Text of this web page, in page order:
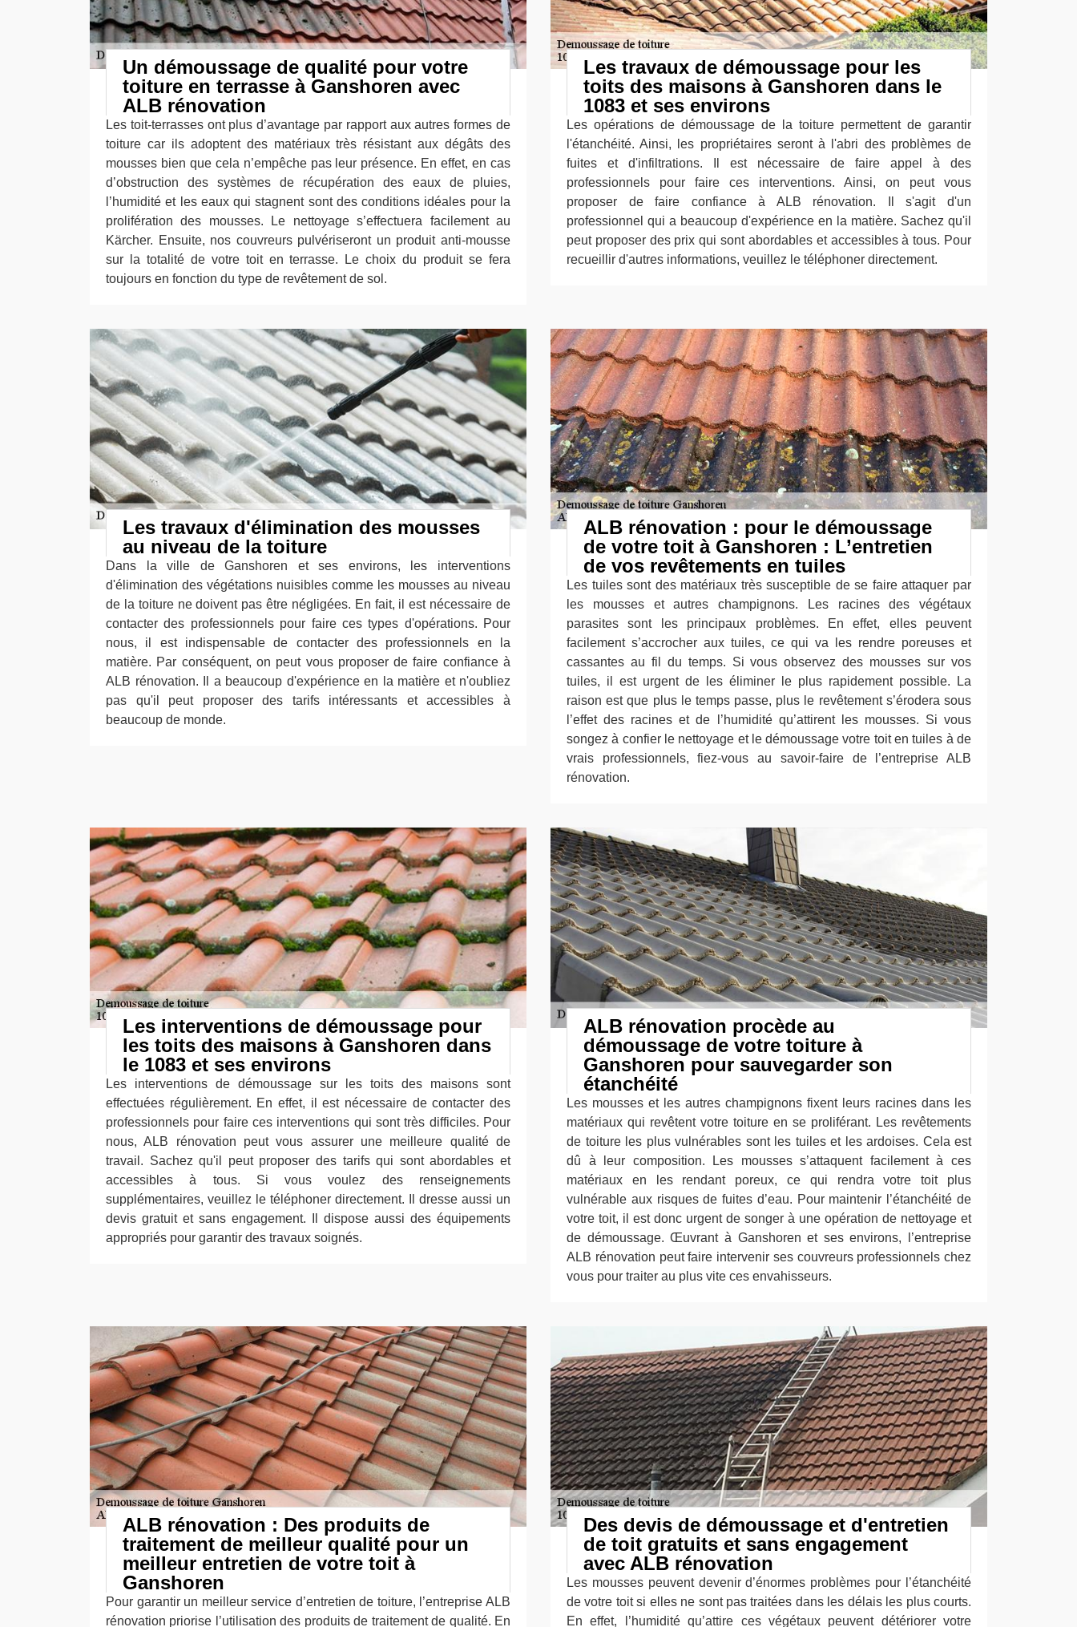
Un démoussage de qualité pour votre
toiture en terrasse à Ganshoren avec
ALB rénovation
Les toit-terrasses ont plus d’avantage par rapport aux autres formes de
toiture car ils adoptent des matériaux très résistant aux dégâts des
mousses bien que cela n’empêche pas leur présence. En effet, en cas
d’obstruction des systèmes de récupération des eaux de pluies,
l’humidité et les eaux qui stagnent sont des conditions idéales pour la
prolifération des mousses. Le nettoyage s’effectuera facilement au
Kärcher. Ensuite, nos couvreurs pulvériseront un produit anti-mousse
sur la totalité de votre toit en terrasse. Le choix du produit se fera
toujours en fonction du type de revêtement de sol.
Les travaux de démoussage pour les
toits des maisons à Ganshoren dans le
1083 et ses environs
Les opérations de démoussage de la toiture permettent de garantir
l'étanchéité. Ainsi, les propriétaires seront à l'abri des problèmes de
fuites et d'infiltrations. Il est nécessaire de faire appel à des
professionnels pour faire ces interventions. Ainsi, on peut vous
proposer de faire confiance à ALB rénovation. Il s'agit d'un
professionnel qui a beaucoup d'expérience en la matière. Sachez qu'il
peut proposer des prix qui sont abordables et accessibles à tous. Pour
recueillir d'autres informations, veuillez le téléphoner directement.
Les travaux d'élimination des mousses
au niveau de la toiture
Dans la ville de Ganshoren et ses environs, les interventions
d'élimination des végétations nuisibles comme les mousses au niveau
de la toiture ne doivent pas être négligées. En fait, il est nécessaire de
contacter des professionnels pour faire ces types d'opérations. Pour
nous, il est indispensable de contacter des professionnels en la
matière. Par conséquent, on peut vous proposer de faire confiance à
ALB rénovation. Il a beaucoup d'expérience en la matière et n'oubliez
pas qu'il peut proposer des tarifs intéressants et accessibles à
beaucoup de monde.
ALB rénovation : pour le démoussage
de votre toit à Ganshoren : L’entretien
de vos revêtements en tuiles
Les tuiles sont des matériaux très susceptible de se faire attaquer par
les mousses et autres champignons. Les racines des végétaux
parasites sont les principaux problèmes. En effet, elles peuvent
facilement s’accrocher aux tuiles, ce qui va les rendre poreuses et
cassantes au fil du temps. Si vous observez des mousses sur vos
tuiles, il est urgent de les éliminer le plus rapidement possible. La
raison est que plus le temps passe, plus le revêtement s’érodera sous
l’effet des racines et de l’humidité qu’attirent les mousses. Si vous
songez à confier le nettoyage et le démoussage votre toit en tuiles à de
vrais professionnels, fiez-vous au savoir-faire de l’entreprise ALB
rénovation.
Les interventions de démoussage pour
les toits des maisons à Ganshoren dans
le 1083 et ses environs
Les interventions de démoussage sur les toits des maisons sont
effectuées régulièrement. En effet, il est nécessaire de contacter des
professionnels pour faire ces interventions qui sont très difficiles. Pour
nous, ALB rénovation peut vous assurer une meilleure qualité de
travail. Sachez qu'il peut proposer des tarifs qui sont abordables et
accessibles à tous. Si vous voulez des renseignements
supplémentaires, veuillez le téléphoner directement. Il dresse aussi un
devis gratuit et sans engagement. Il dispose aussi des équipements
appropriés pour garantir des travaux soignés.
ALB rénovation procède au
démoussage de votre toiture à
Ganshoren pour sauvegarder son
étanchéité
Les mousses et les autres champignons fixent leurs racines dans les
matériaux qui revêtent votre toiture en se proliférant. Les revêtements
de toiture les plus vulnérables sont les tuiles et les ardoises. Cela est
dû à leur composition. Les mousses s’attaquent facilement à ces
matériaux en les rendant poreux, ce qui rendra votre toit plus
vulnérable aux risques de fuites d’eau. Pour maintenir l’étanchéité de
votre toit, il est donc urgent de songer à une opération de nettoyage et
de démoussage. Œuvrant à Ganshoren et ses environs, l’entreprise
ALB rénovation peut faire intervenir ses couvreurs professionnels chez
vous pour traiter au plus vite ces envahisseurs.
ALB rénovation : Des produits de
traitement de meilleur qualité pour un
meilleur entretien de votre toit à
Ganshoren
Pour garantir un meilleur service d’entretien de toiture, l’entreprise ALB
rénovation priorise l’utilisation des produits de traitement de qualité. En
Des devis de démoussage et d'entretien
de toit gratuits et sans engagement
avec ALB rénovation
Les mousses peuvent devenir d’énormes problèmes pour l’étanchéité
de votre toit si elles ne sont pas traitées dans les délais les plus courts.
En effet, l’humidité qu’attire ces végétaux peuvent détériorer votre